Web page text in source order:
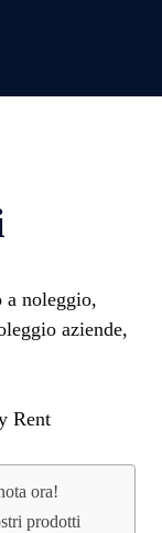
noleggio,
aziende,
ora!
prodotti